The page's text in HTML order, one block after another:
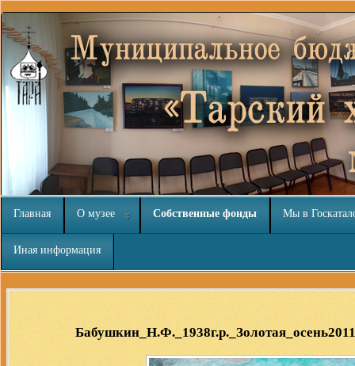
Главная О музее Собственные фонды Мы в
Иная информация